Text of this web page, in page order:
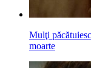
Mulţi
moarte